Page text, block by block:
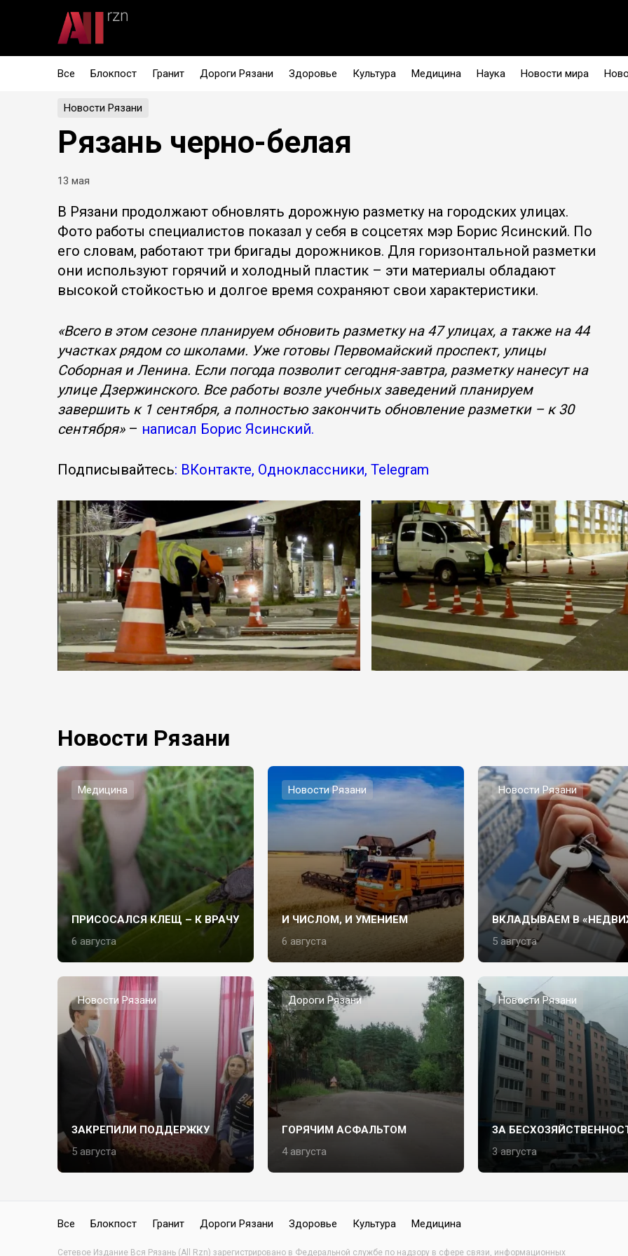
Все Блокпост Гранит Дороги Рязани Здоровье Культура Медицина Наука Новости мира
Новости Рязани
Рязань черно-белая
13 мая
В Рязани продолжают обновлять дорожную разметку на городских улицах.
Фото работы специалистов показал у себя в соцсетях мэр Борис Ясинский. По
его словам, работают три бригады дорожников. Для горизонтальной разметки
они используют горячий и холодный пластик – эти материалы обладают
высокой стойкостью и долгое время сохраняют свои характеристики.
«Всего в этом сезоне планируем обновить разметку на 47 улицах, а также на 44
участках рядом со школами. Уже готовы Первомайский проспект, улицы
Соборная и Ленина. Если погода позволит сегодня-завтра, разметку нанесут на
улице Дзержинского. Все работы возле учебных заведений планируем
завершить к 1 сентября, а полностью закончить обновление разметки – к 30
сентября» – написал Борис Ясинский.
Подписывайтесь: ВКонтакте, Одноклассники, Telegram
Новости Рязани
Медицина
ПРИСОСАЛСЯ КЛЕЩ – К ВРАЧУ
6 августа
Новости Рязани
И ЧИСЛОМ, И УМЕНИЕМ
6 августа
Новости Рязани
ВКЛАДЫВАЕМ В
5 августа
Новости Рязани
ЗАКРЕПИЛИ ПОДДЕРЖКУ
5 августа
Дороги Рязани
ГОРЯЧИМ АСФАЛЬТОМ
4 августа
Новости Рязани
ЗА
3 августа
Все Блокпост Гранит Дороги Рязани Здоровье Культура Медицина
Сетевое Издание Вся Рязань (All Rzn) зарегистрировано в Федеральной службе по надзору в сфере связи, информационных